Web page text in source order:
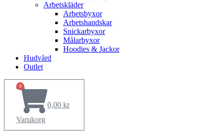
Arbetskläder
Arbetsbyxor
Arbetshandskar
Snickarbyxor
Målarbyxor
Hoodies & Jackor
Hudvård
Outlet
0,00 kr
0
Varukorg